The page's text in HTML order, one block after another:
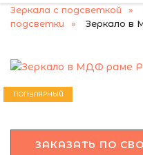
Зеркала с подсветкой
подсветки
Зеркало в
МОЖЕМ ИЗГОТОВИТЬ
ПОПУЛЯРНЫЙ
ЗАКАЗАТЬ ПО